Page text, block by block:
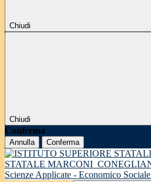
Chiudi
Chiudi
Conferma
Annulla Conferma
STATALE MARCONI
Scienze Applicate - Economico